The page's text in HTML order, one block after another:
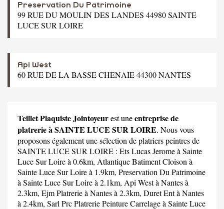
Preservation Du Patrimoine
99 RUE DU MOULIN DES LANDES 44980 SAINTE
LUCE SUR LOIRE
Api West
60 RUE DE LA BASSE CHENAIE 44300 NANTES
Teillet Plaquiste Jointoyeurest uneentreprise de
platrerie à SAINTE LUCE SUR LOIRE. Nous vous
proposons également une sélection de platriers peintres de
SAINTE LUCE SUR LOIRE : Ets Lucas Jeromeà Sainte
Luce Sur Loire à 0.6km, Atlantique Batiment Cloison à
Sainte Luce Sur Loire à 1.9km, Preservation Du Patrimoine
à Sainte Luce Sur Loire à 2.1km, Api Westà Nantes à
2.3km, Ejm Platrerieà Nantes à 2.3km, Duret Entà Nantes
à 2.4km, Sarl Prc Platrerie Peinture Carrelageà Sainte Luce